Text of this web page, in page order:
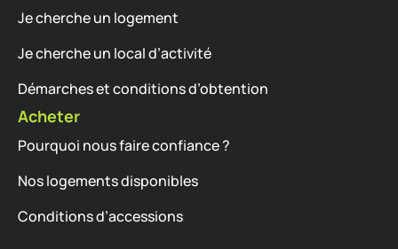
Je cherche un logement
Je cherche un local d’activité
Démarches et conditions d’obtention
Acheter
Pourquoi nous faire confiance ?
Nos logements disponibles
Conditions d’accessions